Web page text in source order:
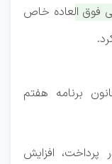
فوق العاده خاص
جزء 3 بند (پ) ماده 106 قانون برنامه هفتم
افزایش